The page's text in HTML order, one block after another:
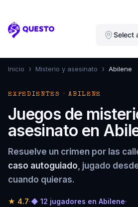
Questo Select
Inicio › Misterio y asesinato › Abilene
EXPEDIENTES · ABILENE
Juegos de
asesinato en
Resuelve un crimen por las
caso autoguiado, jugado
cuando quieras.
★ 4.7·◆ 12 jugadores en Abilene·